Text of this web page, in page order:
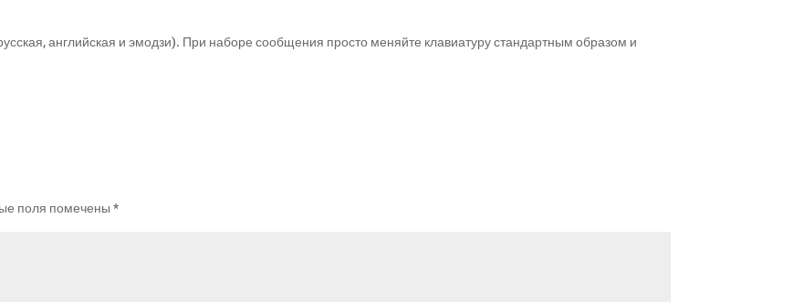
английская и эмодзи). При наборе сообщения просто меняйте клавиатуру стандартным образом и
поля помечены*